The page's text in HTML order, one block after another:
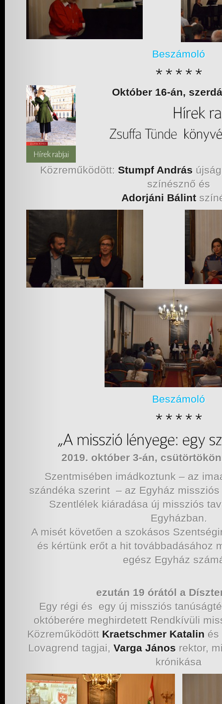
Beszámoló
Október 16-án,
Közreműködött: Stumpf András
színésznő és
Adorjáni Bálint
Beszámoló
2019. október 3-án,
Szentmisében imádkoztunk – az
szándéka szerint – az Egyház
Szentlélek kiáradása új missziós
Egyházban.
A misét követően a szokásos
és kértünk erőt a hit továbbadásához
egész Egyház
ezután 19 órától a
Egy régi és egy új missziós
októberére meghirdetett Rendkívüli
Közreműködött Kraetschmer Katalin és
Lovagrend tagjai, Varga János rektor,
krónikása